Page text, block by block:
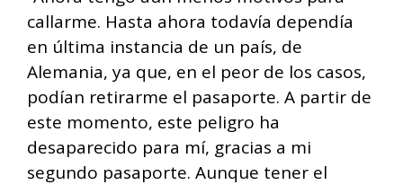
callarme. Hasta ahora todavía dependía
en última instancia de un país, de
Alemania, ya que, en el peor de los casos,
podían retirarme el pasaporte. A partir de
este momento, este peligro ha
desaparecido para mí, gracias a mi
segundo pasaporte. Aunque tener el